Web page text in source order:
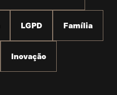
LGPD Família
Inovação